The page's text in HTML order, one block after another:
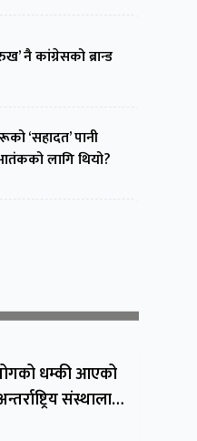
नै कांग्रेसको ब्रान्ड
‘सहादत’ पानी
लागि थियो?
धम्की आएको
संस्थालाई